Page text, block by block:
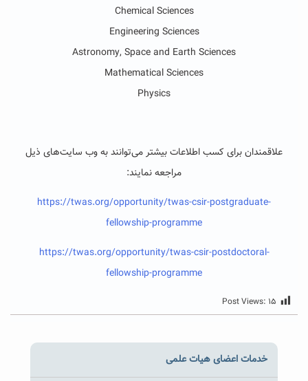
Chemical Sciences
Engineering Sciences
Astronomy, Space and Earth Sciences
Mathematical Sciences
Physics
علاقمندان برای کسب اطلاعات بیشتر می‌توانند بهوب سایت‌های ذیل
مراجعه نمایند:
https://twas.org/opportunity/twas-csir-postgraduate-
fellowship-programme
https://twas.org/opportunity/twas-csir-postdoctoral-
fellowship-programme
Post Views: ۱۵
خدمات اعضای هیات علمی